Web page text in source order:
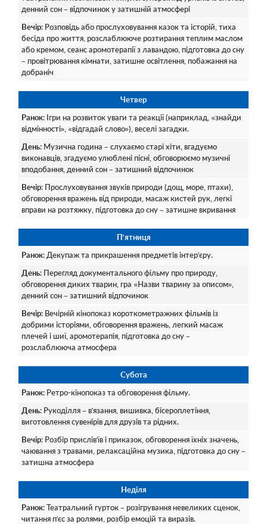
денний сон – відпочинок у затишній атмосфері
Вечір: Розповідь або прослуховування казок та історій, тиха
бесіда про життя, розслаблююче розтирання теплим маслом
або кремом, сеанс аромотерапії з лавандою, підготовка до сну
– провітрювання кімнати, затишне освітлення, побажання на
добраніч
Четвер
Ранок: Ігри на розвиток уваги та реакції (наприклад, «знайди
відмінності», «відгадай слово»), веселі загадки.
День: Музична година – слухаємо старі хіти, вгадуємо
виконавців, згадуємо улюблені пісні, обговорюємо музичні
вподобання, денний сон – затишний відпочинок
Вечір: Прослуховування звуків природи (дощ, море, птахи),
обговорення вражень від природи, масаж кистей рук, легкі
вправи на розтяжку, підготовка до сну – затишне вкривання
Пʼятниця
Ранок: Декупаж та прикрашення предметів інтер’єру.
День: Перегляд документального фільму про природу,
обговорення диких тварин, гра «Назви тварину за описом»,
денний сон – затишний відпочинок
Вечір: Вечірній кінопоказ короткометражних фільмів із
добрими історіями, обговорення вражень, легкий масаж
плечей і шиї, аромотерапія, підготовка до сну –
розслаблююча атмосфера
Субота
Ранок: Ретро-кінопоказ та обговорення фільму.
День: Рукоділля – в’язання, вишивка, бісероплетіння,
виготовлення сувенірів для друзів та рідних.
Вечір: Розбір прислів’їв і приказок, обговорення їхніх значень,
чаювання з травами, релаксаційна музика, підготовка до сну –
затишна атмосфера
Неділя
Ранок: Театральний гурток – розігрування невеликих сценок,
читання п’єс за ролями, розбір емоцій та виразів.